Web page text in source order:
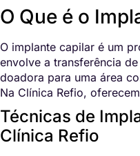
O Que é o
O implante capilar é um
envolve a transferência
doadora para uma área
Na Clínica Refio,
Técnicas de
Clínica Refio